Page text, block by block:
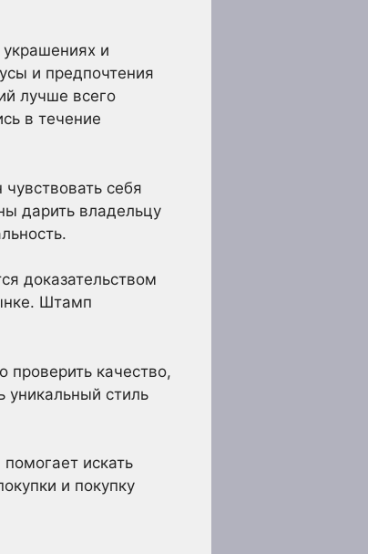
и
и предпочтения
лучше всего
в течение
себя
дарить владельцу
доказательством
Штамп
качество,
уникальный стиль
искать
и покупку